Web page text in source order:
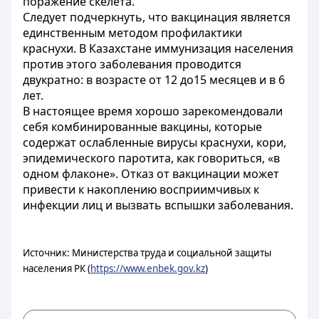
Следует подчеркнуть, что вакцинация является
единственным методом профилактики
краснухи. В Казахстане иммунизация населения
против этого заболевания проводится
двукратно: в возрасте от 12 до15 месяцев и в 6
лет.
В настоящее время хорошо зарекомендовали
себя комбинированные вакцины, которые
содержат ослабленные вирусы краснухи, кори,
эпидемического паротита, как говориться, «в
одном флаконе». Отказ от вакцинации может
привести к накоплению восприимчивых к
инфекции лиц и вызвать вспышки заболевания.
Источник: Министерства труда и социальной защиты
населения РК (https://www.enbek.gov.kz)